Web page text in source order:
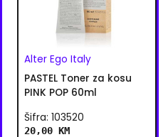
Alter Ego Italy
PASTEL Toner za kosu
PINK POP 60ml
Šifra: 103520
20,00 KM